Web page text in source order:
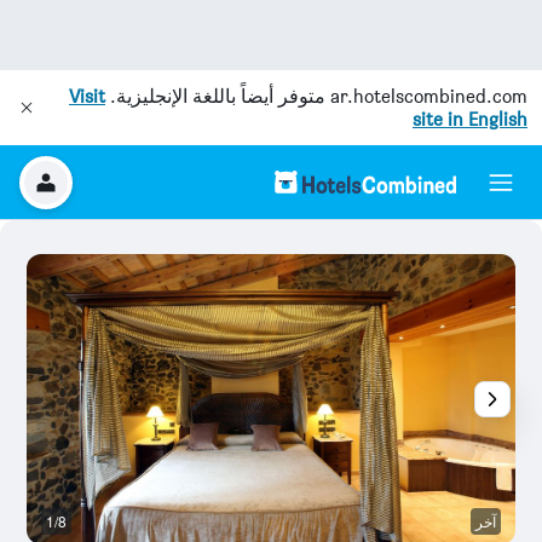
ar.hotelscombined.com متوفر أيضاً باللغة الإنجليزية.Visit
site in English
آخر 1/8